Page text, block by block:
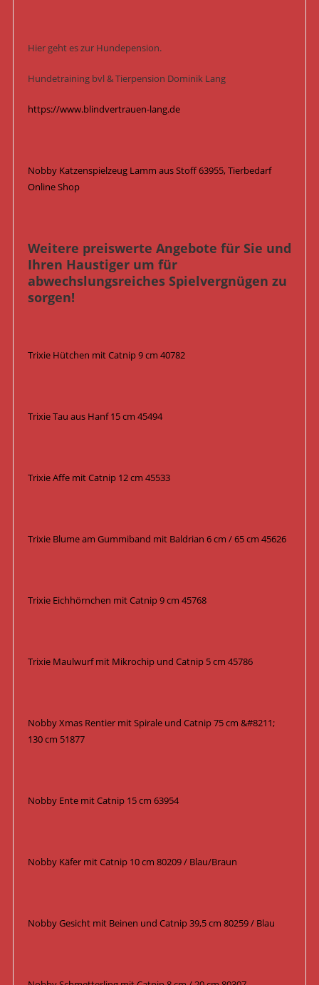
Hier geht es zur Hundepension.
Hundetraining bvl & Tierpension Dominik Lang
https://www.blindvertrauen-lang.de
Nobby Katzenspielzeug Lamm aus Stoff 63955, Tierbedarf
Online Shop
Weitere preiswerte Angebote für Sie und
Ihren Haustiger um für
abwechslungsreiches Spielvergnügen zu
sorgen!
Trixie Hütchen mit Catnip 9 cm 40782
Trixie Tau aus Hanf 15 cm 45494
Trixie Affe mit Catnip 12 cm 45533
Trixie Blume am Gummiband mit Baldrian 6 cm / 65 cm 45626
Trixie Eichhörnchen mit Catnip 9 cm 45768
Trixie Maulwurf mit Mikrochip und Catnip 5 cm 45786
Nobby Xmas Rentier mit Spirale und Catnip 75 cm &#8211;
130 cm 51877
Nobby Ente mit Catnip 15 cm 63954
Nobby Käfer mit Catnip 10 cm 80209 / Blau/Braun
Nobby Gesicht mit Beinen und Catnip 39,5 cm 80259 / Blau